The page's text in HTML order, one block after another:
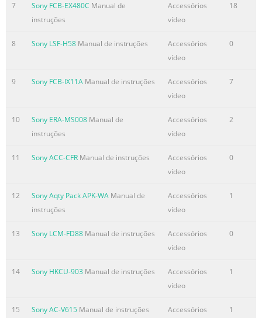
7 Sony FCB-EX480C Manual de
instruções
Accessórios
vídeo
18
8 Sony LSF-H58 Manual de instruções
Accessórios
vídeo
0
9 Sony FCB-IX11A Manual de instruções
Accessórios
vídeo
7
10 Sony ERA-MS008 Manual de
instruções
Accessórios
vídeo
2
11 Sony ACC-CFR Manual de instruções
Accessórios
vídeo
0
12 Sony Aqty Pack APK-WA Manual de
instruções
Accessórios
vídeo
1
13 Sony LCM-FD88 Manual de instruções
Accessórios
vídeo
0
14 Sony HKCU-903 Manual de instruções
Accessórios
vídeo
1
15 Sony AC-V615 Manual de instruções
Accessórios
1